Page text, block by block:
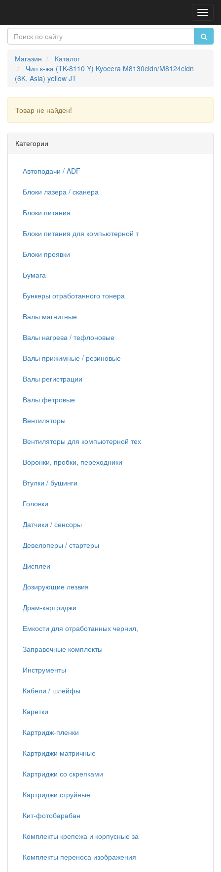
Магазин
Каталог
Чип к-жа (TK-8110 Y) Kyocera M8130cidn/M8124cidn
(6K, Asia) yellow JT
Товар не найден!
Категории
Автоподачи / ADF
Блоки лазера / сканера
Блоки питания
Блоки питания для компьютерной т
Блоки проявки
Бумага
Бункеры отработанного тонера
Валы магнитные
Валы нагрева / тефлоновые
Валы прижимные / резиновые
Валы регистрации
Валы фетровые
Вентиляторы
Вентиляторы для компьютерной тех
Воронки, пробки, переходники
Втулки / бушинги
Головки
Датчики / сенсоры
Девелоперы / стартеры
Дисплеи
Дозирующие лезвия
Драм-картриджи
Емкости для отработанных чернил,
Заправочные комплекты
Инструменты
Кабели / шлейфы
Каретки
Картридж-пленки
Картриджи матричные
Картриджи со скрепками
Картриджи струйные
Кит-фотобарабан
Комплекты крепежа и корпусные за
Комплекты переноса изображения